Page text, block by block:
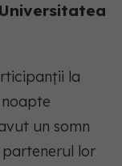
la
un somn
lor